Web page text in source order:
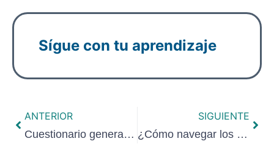
Sígue con tu aprendizaje
ANTERIOR
Cuestionario general de perfil e interés
SIGUIENTE
¿Cómo navegar los cursos del Campus Digital idyd?